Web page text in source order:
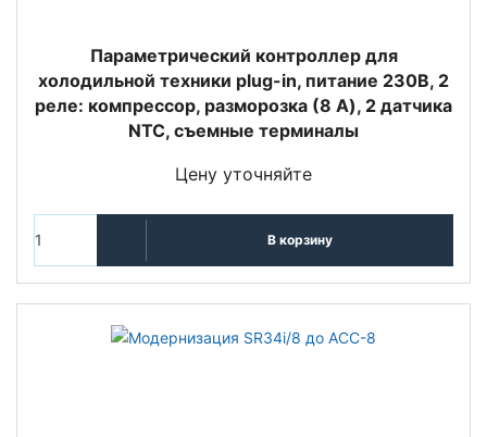
Параметрический контроллер для
холодильной техники plug-in, питание 230В, 2
реле: компрессор, разморозка (8 A), 2 датчика
NTC, съемные терминалы
Цену уточняйте
В корзину